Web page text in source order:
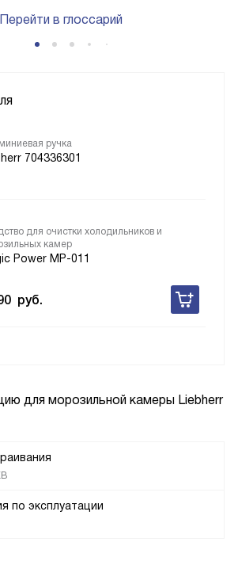
для морозильной камеры Liebherr
по эксплуатации
Перейти в глоссарий
ручка
704336301
для очистки холодильников и
камер
Power MP-011
руб.